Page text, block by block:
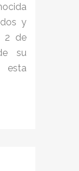
y
2 de
su
esta